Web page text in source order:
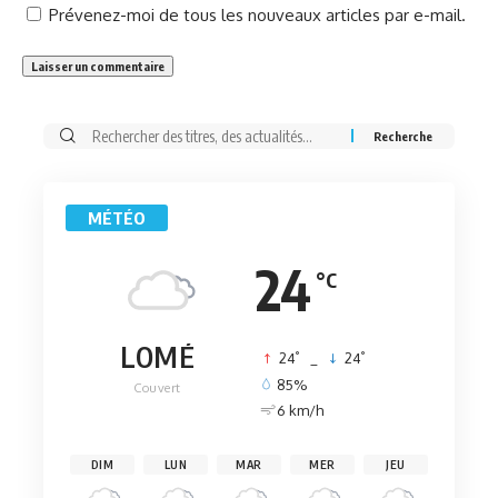
Prévenez-moi de tous les nouveaux articles par e-mail.
Rechercher:
MÉTÉO
24 °C
LOMÉ
Couvert
24° 24°
85%
6 km/h
DIM LUN MAR MER JEU